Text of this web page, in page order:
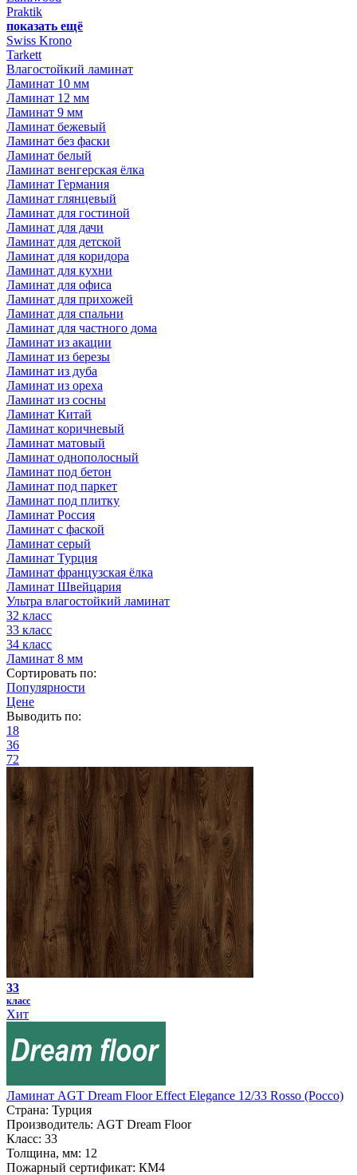
Praktik
показать ещё
Swiss Krono
Tarkett
Влагостойкий ламинат
Ламинат 10 мм
Ламинат 12 мм
Ламинат 9 мм
Ламинат бежевый
Ламинат без фаски
Ламинат белый
Ламинат венгерская ёлка
Ламинат Германия
Ламинат глянцевый
Ламинат для гостиной
Ламинат для дачи
Ламинат для детской
Ламинат для коридора
Ламинат для кухни
Ламинат для офиса
Ламинат для прихожей
Ламинат для спальни
Ламинат для частного дома
Ламинат из акации
Ламинат из березы
Ламинат из дуба
Ламинат из ореха
Ламинат из сосны
Ламинат Китай
Ламинат коричневый
Ламинат матовый
Ламинат однополосный
Ламинат под бетон
Ламинат под паркет
Ламинат под плитку
Ламинат Россия
Ламинат с фаской
Ламинат серый
Ламинат Турция
Ламинат французская ёлка
Ламинат Швейцария
Ультра влагостойкий ламинат
32 класс
33 класс
34 класс
Ламинат 8 мм
Сортировать по:
Популярности
Цене
Выводить по:
18
36
72
33
класс
Хит
Ламинат AGT Dream Floor Effect Elegance 12/33 Rosso (Россо)
Страна: Турция
Производитель: AGT Dream Floor
Класс: 33
Толщина, мм: 12
Пожарный сертификат: КМ4